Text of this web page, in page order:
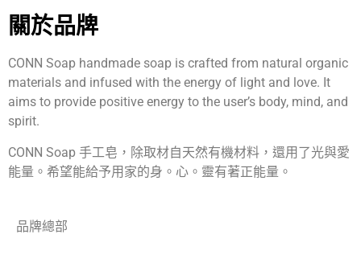
關於品牌
CONN Soap handmade soap is crafted from natural organic
materials and infused with the energy of light and love. It
aims to provide positive energy to the user’s body, mind, and
spirit.
CONN Soap 手工皂，除取材自天然有機材料，還用了光與愛
能量。希望能給予用家的身。心。靈有著正能量。
品牌總部